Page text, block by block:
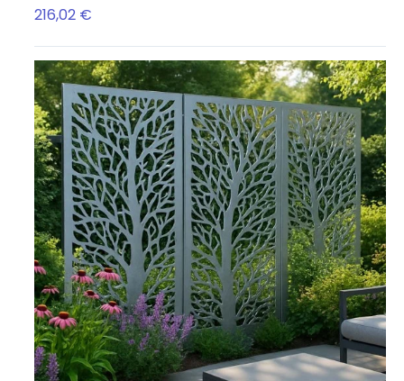
216,02 €